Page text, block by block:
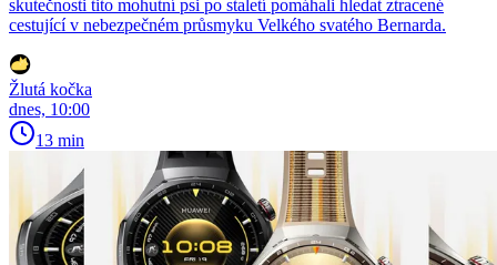
skutečnosti tito mohutní psi po staletí pomáhali hledat ztracené
cestující v nebezpečném průsmyku Velkého svatého Bernarda.
Žlutá kočka
dnes, 10:00
13 min